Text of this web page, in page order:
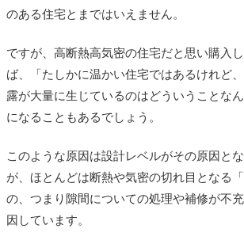
のある住宅とまではいえません。
ですが、高断熱高気密の住宅だと思い購入
ば、「たしかに温かい住宅ではあるけれど
露が大量に生じているのはどういうことな
になることもあるでしょう。
このような原因は設計レベルがその原因と
が、ほとんどは断熱や気密の切れ目となる
の、つまり隙間についての処理や補修が不
因しています。